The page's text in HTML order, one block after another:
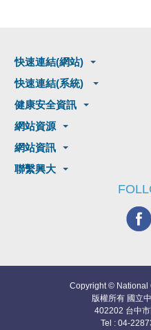
快速連結(網站)
快速連結(系統)
健康安全資訊
網站資源
網站資訊
聯繫興大
Copyright © National
版權所有 國立
402202 台中
Tel : 04-